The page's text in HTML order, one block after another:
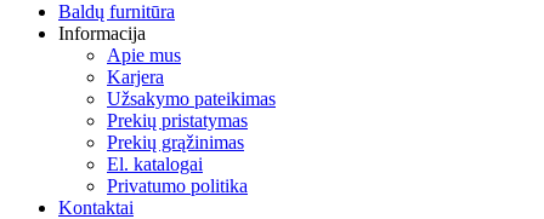
Baldų furnitūra
Informacija
Apie mus
Karjera
Užsakymo pateikimas
Prekių pristatymas
Prekių grąžinimas
El. katalogai
Privatumo politika
Kontaktai